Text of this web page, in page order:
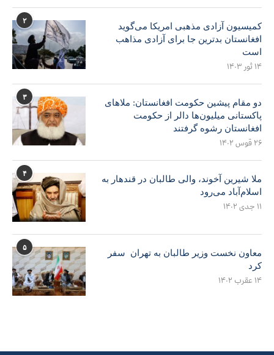
۲
کمیسیون آزادی مذهبی امریکا می‌گوید
افغانستان بدترین جا برای آزادی مذاهب
است
۱۴ ثور ۱۴۰۳
۳
دو مقام پیشین حکومت افغانستان: ملاهای
پاکستانی میلیون‌ها دالر از حکومت
افغانستان رشوه گرفتند
۲۶ قوس ۱۴۰۲
۴
ملا شیرین آخوند، والی طالبان در قندهار به
اسلام‌آباد می‌رود
۱۱ جدی ۱۴۰۲
۵
معاون نخست وزیر طالبان به تهران سفر
کرد
۱۴ عقرب ۱۴۰۲